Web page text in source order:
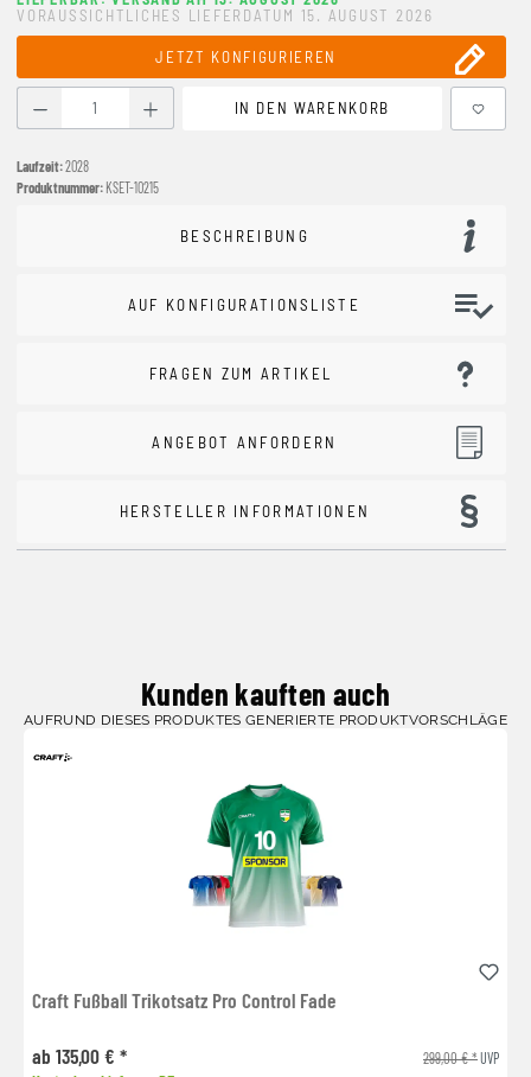
VORAUSSICHTLICHES LIEFERDATUM 15. AUGUST 2026
JETZT KONFIGURIEREN
Produkt Anzahl: Gib den gewünschten Wert ein oder
IN DEN WARENKORB
Laufzeit:2028
Produktnummer: KSET-10215
BESCHREIBUNG
AUF KONFIGURATIONSLISTE
FRAGEN ZUM ARTIKEL
ANGEBOT ANFORDERN
HERSTELLER INFORMATIONEN
Kunden kauften auch
AUFRUND DIESES PRODUKTES GENERIERTE PRODUKTVORSCHLÄGE
Craft Fußball Trikotsatz Pro Control Fade
ab 135,00 € * 299,00 € *UVP